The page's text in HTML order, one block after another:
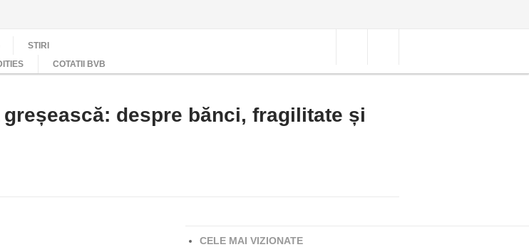
STIRI
COTATII BVB
despre bănci, fragilitate și
CELE MAI VIZIONATE